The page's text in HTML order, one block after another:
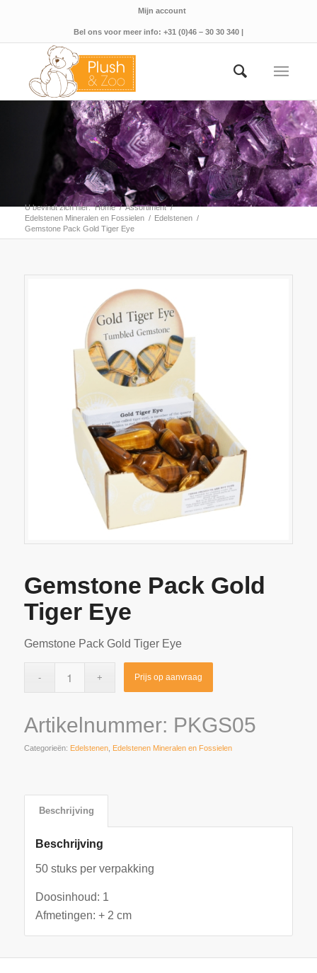
Mijn account
Bel ons voor meer info: +31 (0)46 – 30 30 340 |
U bevindt zich hier: Home / Assortiment /
Edelstenen Mineralen en Fossielen / Edelstenen /
Gemstone Pack Gold Tiger Eye
Gemstone Pack Gold
Tiger Eye
Gemstone Pack Gold Tiger Eye
Prijs op aanvraag
Artikelnummer: PKGS05
Categorieën: Edelstenen, Edelstenen Mineralen en Fossielen
Beschrijving
Beschrijving
50 stuks per verpakking
Doosinhoud: 1
Afmetingen: + 2 cm